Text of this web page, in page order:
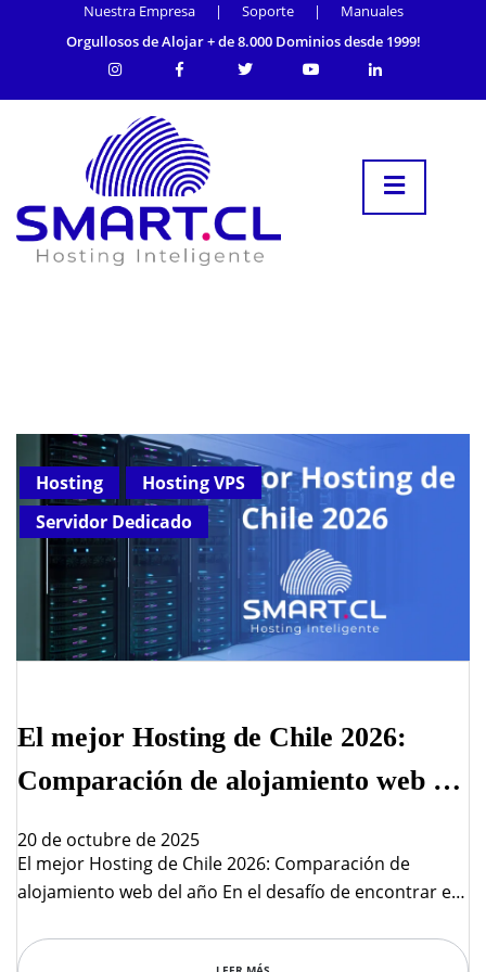
Nuestra Empresa | Soporte |
Manuales
Orgullosos de Alojar + de 8.000 Dominios desde 1999!
Hosting
Hosting VPS
Servidor Dedicado
El mejor Hosting de Chile 2026:
Comparación de alojamiento web del
20 de octubre de 2025
El mejor Hosting de Chile 2026: Comparación de
alojamiento web del año En el desafío de encontrar el
o proyecto en Chile, te encontrarás con varias